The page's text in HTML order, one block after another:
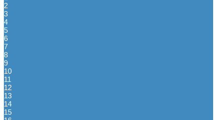
2
3
4
5
6
7
8
9
10
11
12
13
14
15